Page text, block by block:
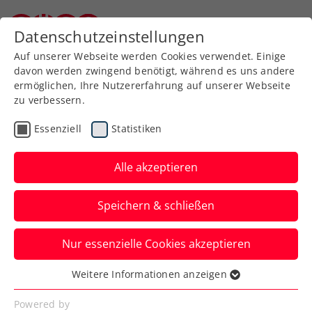
Zurück zur Newsübersicht
Turniere
Erste Bank Open: Zverev
stürmt ins Viertelfinale
Der Weltranglistendritte aus Deutschland
bleibt beim ATP-500-Turnier in Wien
weiter ohne Satzverlust.
Verfasst von: Presseaussendung / Redaktion, 23.10.2024
Datenschutzeinstellungen
Auf unserer Webseite werden Cookies verwendet. Einige
davon werden zwingend benötigt, während es uns andere
ermöglichen, Ihre Nutzererfahrung auf unserer Webseite
zu verbessern.
Essenziell Statistiken
Alle akzeptieren
Speichern & schließen
Nur essenzielle Cookies akzeptieren
Essenziell
Essenzielle Cookies werden für grundlegende
Weitere Informationen anzeigen
Powered by